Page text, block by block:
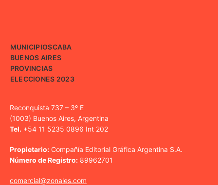
MUNICIPIOSCABA
BUENOS AIRES
PROVINCIAS
ELECCIONES 2023
Reconquista 737 – 3º E
(1003) Buenos Aires, Argentina
Tel. +54 11 5235 0896 Int 202
Propietario: Compañía Editorial Gráfica Argentina S.A.
Número de Registro: 89962701
comercial@zonales.com